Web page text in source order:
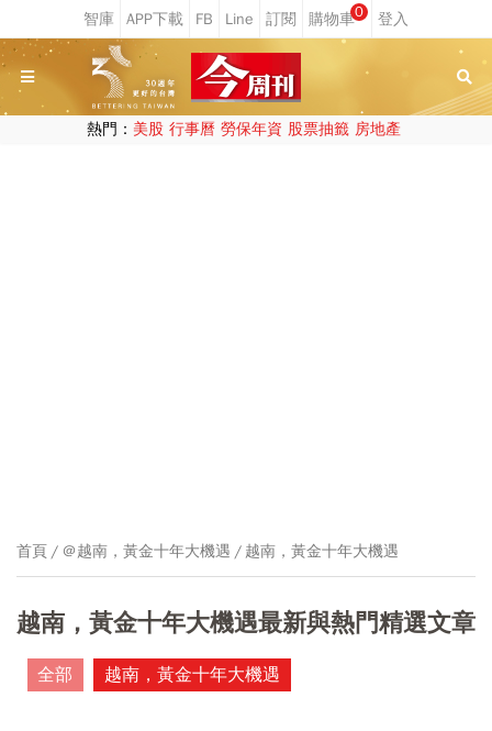
0
熱門： 美股 行事曆 勞保年資 股票抽籤 房地產
首頁 ＠越南，黃金十年大機遇 越南，黃金十年大機遇
越南，黃金十年大機遇最新與熱門精選文章
全部 越南，黃金十年大機遇